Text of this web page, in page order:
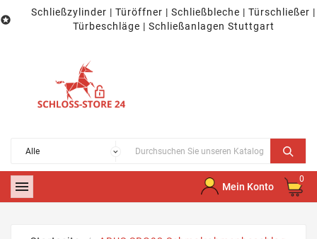

Schließzylinder | Türöffner | Schließbleche | Türschließer |
Türbeschläge | Schließanlagen Stuttgart
 Mein Konto
0